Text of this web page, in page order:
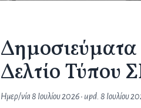
Δελτίο Τύπου
Ημερ/νία8 Ιουλίου 2026• upd.8 Ιουλίου